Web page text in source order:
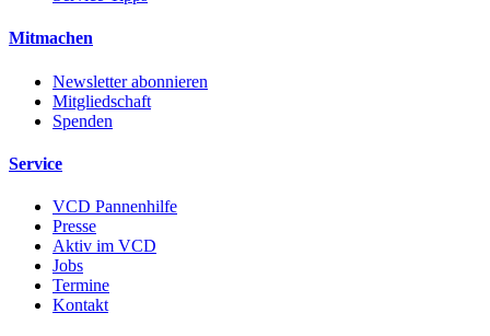
Mitmachen
Newsletter abonnieren
Mitgliedschaft
Spenden
Service
VCD Pannenhilfe
Presse
Aktiv im VCD
Jobs
Termine
Kontakt